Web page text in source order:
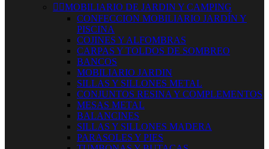
 MOBILIARIO DE JARDIN Y CAMPING
CONFECCION MOBILIARIO JARDÍN Y
PISCINA
COJINES Y ALFOMBRAS
CARPAS Y TOLDOS DE SOMBREO
BANCOS
MOBILIARIO JARDIN
SILLAS Y SILLONES METAL
CONJUNTOS RESINA Y COMPLEMENTOS
MESAS METAL
BALANCINES
SILLAS Y SILLONES MADERA
PARASOLES Y PIES